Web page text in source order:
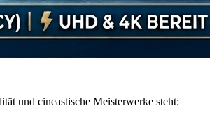
und cineastische Meisterwerke steht: